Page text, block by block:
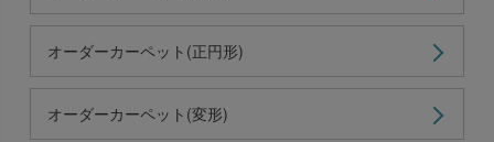
オーダーカーペット(正円形)
オーダーカーペット(変形)